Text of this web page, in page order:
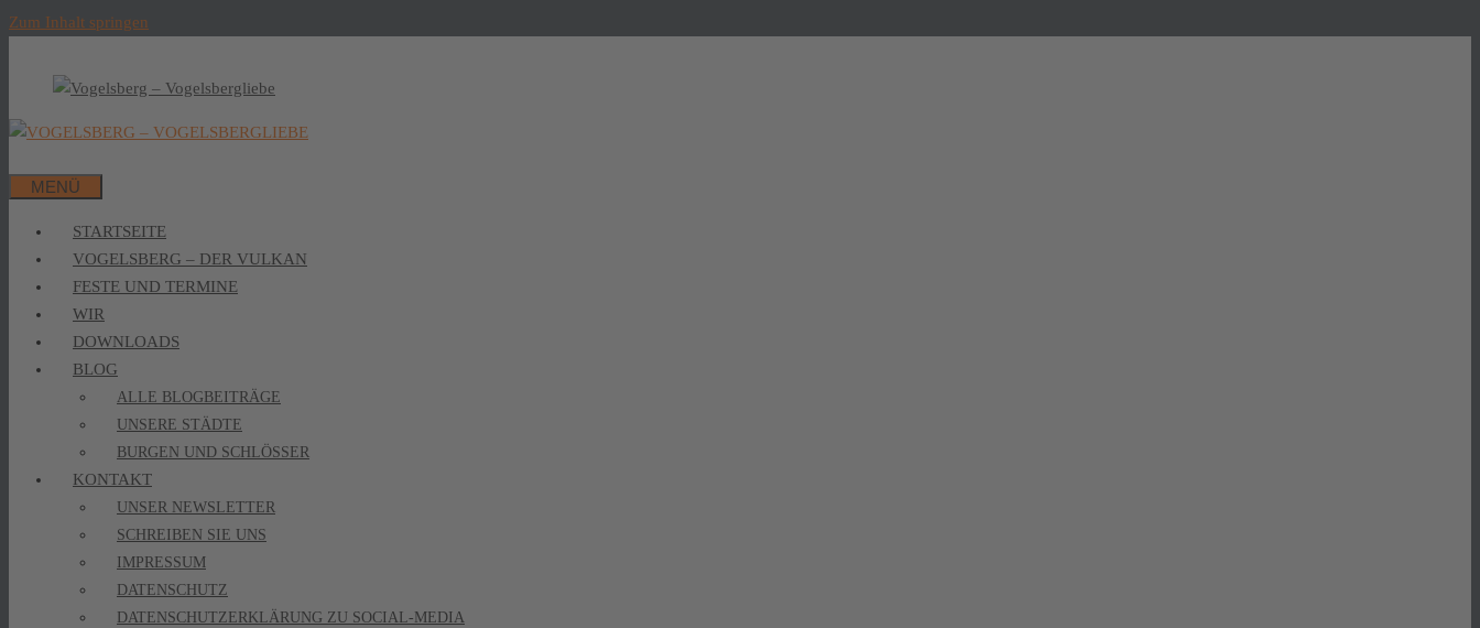
Zum Inhalt springen
MENÜ
STARTSEITE
VOGELSBERG – DER VULKAN
FESTE UND TERMINE
WIR
DOWNLOADS
BLOG
ALLE BLOGBEITRÄGE
UNSERE STÄDTE
BURGEN UND SCHLÖSSER
KONTAKT
UNSER NEWSLETTER
SCHREIBEN SIE UNS
IMPRESSUM
DATENSCHUTZ
DATENSCHUTZERKLÄRUNG ZU SOCIAL-MEDIA